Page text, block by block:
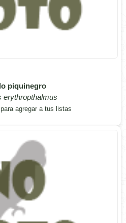
piquinegro
erythropthalmus
agregar a tus listas